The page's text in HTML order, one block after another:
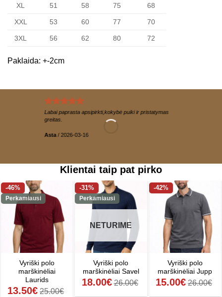
XL 51 58 75 68
XXL 53 60 77 70
3XL 56 62 80 72
Paklaida: +-2cm
Labai paprasta apsipirkti,kokybė puiki ir pristatymas
greitas.
Asta / 2026-03-16
Klientai taip pat pirko
-46%
Perkamiausi
Vyriški polo
marškinėliai
Laurids
13.50€ 25.00€
-31%
Perkamiausi
NETURIME
Vyriški polo
marškinėliai Savel
18.00€ 26.00€
-42%
Vyriški polo
marškinėliai Jupp
15.00€ 26.00€